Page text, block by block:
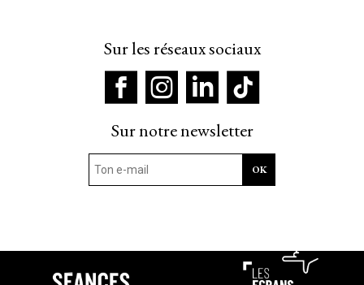
Sur les réseaux sociaux
Sur notre newsletter